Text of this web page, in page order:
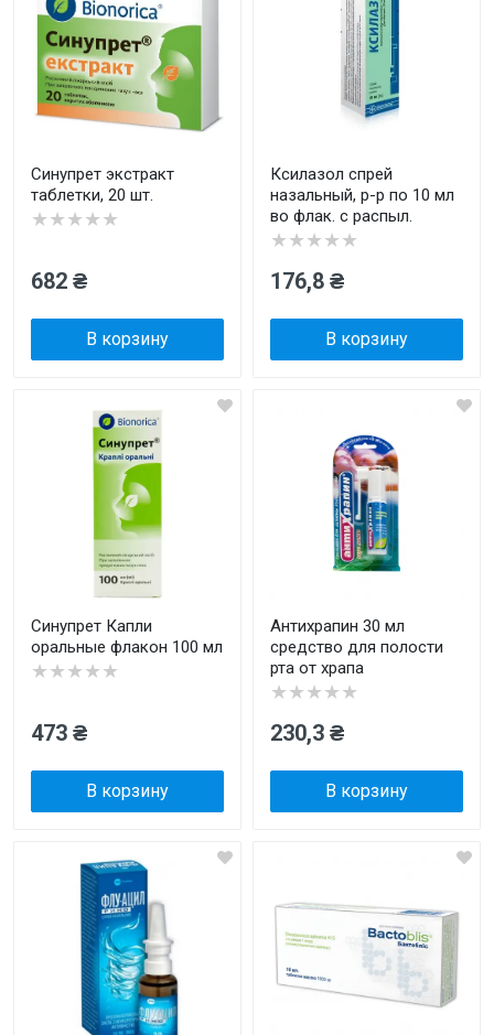
Синупрет экстракт
таблетки, 20 шт.
★★★★★
682 ₴
В корзину
Ксилазол спрей
назальный, р-р по 10 мл
во флак. с распыл.
★★★★★
176,8 ₴
В корзину
Синупрет Капли
оральные флакон 100 мл
★★★★★
473 ₴
В корзину
Антихрапин 30 мл
средство для полости
рта от храпа
★★★★★
230,3 ₴
В корзину